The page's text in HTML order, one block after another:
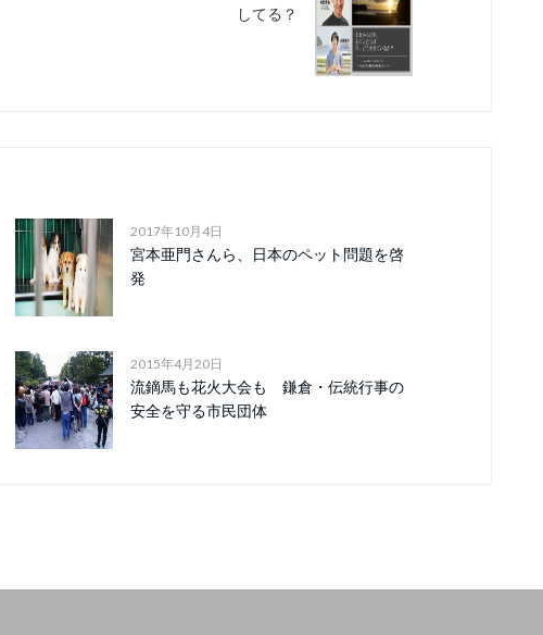
してる？
2017年10月4日
宮本亜門さんら、日本のペット問題を啓
発
2015年4月20日
流鏑馬も花火大会も 鎌倉・伝統行事の
安全を守る市民団体